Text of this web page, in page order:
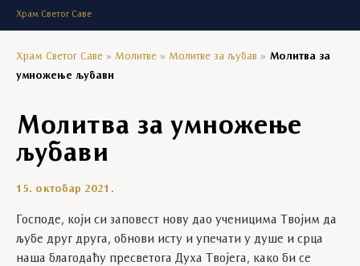
Храм Светог Саве
Храм Светог Саве » Молитве » Молитве за љубав » Молитва за
умножење љубави
Молитва за умножење
љубави
15. октобар 2021.
Господе, који си заповест нову дао ученицима Твојим да
љубе друг друга, обнови исту и упечати у душе и срца
наша благодаћу пресветога Духа Твојега, како би се